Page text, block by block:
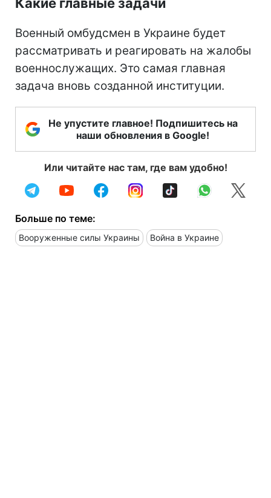
Военный омбудсмен в Украине будет
рассматривать и реагировать на жалобы
военнослужащих. Это самая главная
задача вновь созданной институции.
Не упустите главное! Подпишитесь на
наши обновления в Google!
Или читайте нас там, где вам удобно!
Больше по теме:
Вооруженные силы Украины Война в Украине